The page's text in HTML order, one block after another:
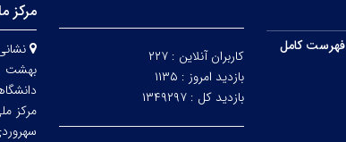
فهرست کامل
کاربران آنلاین : ۲۲۷
بازدید امروز : ۱۱۳۵
بازدید کل : ۱۳۴۹۲۹۷
مرکز
بهشت
مرکز